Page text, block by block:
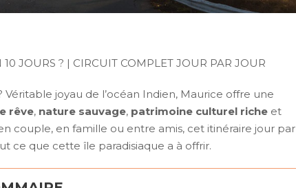
JOURS ? | CIRCUIT COMPLET JOUR PAR JOUR
Véritable joyau de l’océan Indien, Maurice offre une
rêve, nature sauvage, patrimoine culturel riche et
couple, en famille ou entre amis, cet itinéraire jour par
ce que cette île paradisiaque a à offrir.